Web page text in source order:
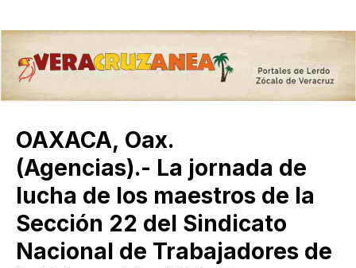
OAXACA, Oax.
(Agencias).- La jornada de
lucha de los maestros de la
Sección 22 del Sindicato
Nacional de Trabajadores de